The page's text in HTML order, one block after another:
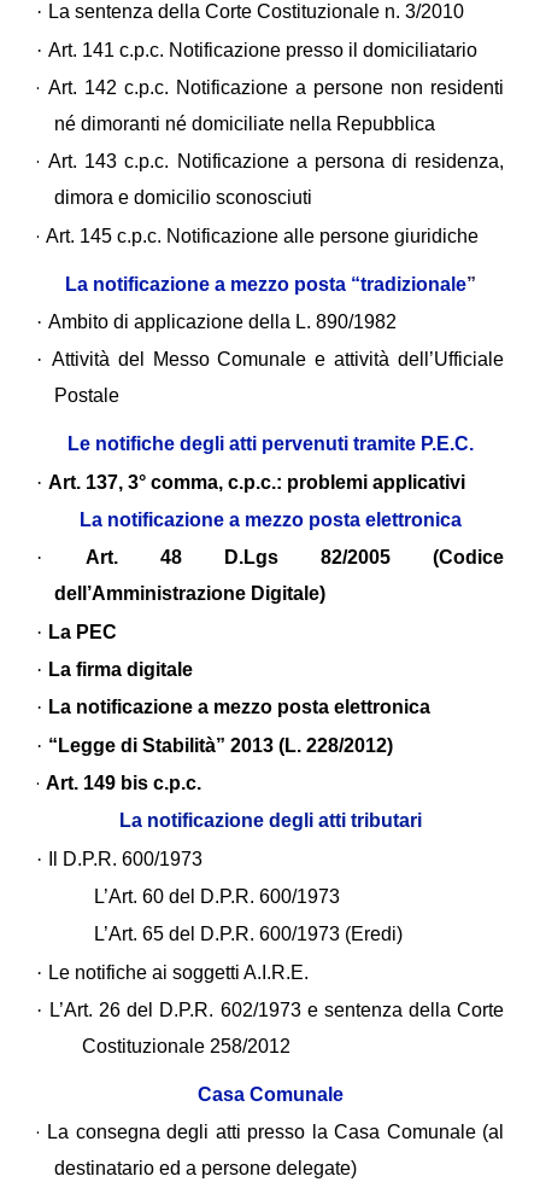
· La sentenza della Corte Costituzionale n. 3/2010
· Art. 141 c.p.c. Notificazione presso il domiciliatario
· Art. 142 c.p.c. Notificazione a persone non residenti
né dimoranti né domiciliate nella Repubblica
·Art. 143 c.p.c. Notificazione a persona di residenza,
dimora e domicilio sconosciuti
· Art. 145 c.p.c. Notificazione alle persone giuridiche
La notificazione a mezzo posta “tradizionale”
· Ambito di applicazione della L. 890/1982
· Attività del Messo Comunale e attività dell’Ufficiale
Postale
Le notifiche degli atti pervenuti tramite P.E.C.
· Art. 137, 3° comma, c.p.c.: problemi applicativi
La notificazione a mezzo posta elettronica
·
Art. 48 D.Lgs 82/2005 (Codice
dell’Amministrazione Digitale)
· La PEC
· La firma digitale
· La notificazione a mezzo posta elettronica
· “Legge di Stabilità” 2013 (L. 228/2012)
· Art. 149 bis c.p.c.
La notificazione degli atti tributari
·
Il D.P.R. 600/1973
L’Art. 60 del D.P.R. 600/1973
L’Art. 65 del D.P.R. 600/1973 (Eredi)
· Le notifiche ai soggetti A.I.R.E.
· L’Art. 26 del D.P.R. 602/1973 e sentenza della Corte
Costituzionale 258/2012
Casa Comunale
· La consegna degli atti presso la Casa Comunale (al
destinatario ed a persone delegate)